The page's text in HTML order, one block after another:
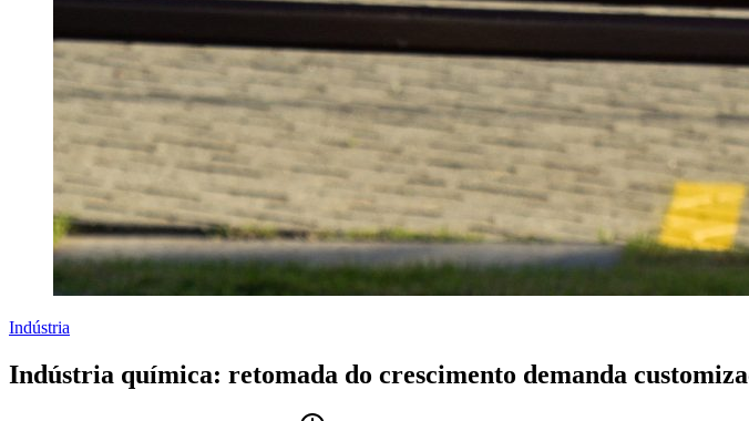
Indústria
Indústria química: retomada do crescimento demanda